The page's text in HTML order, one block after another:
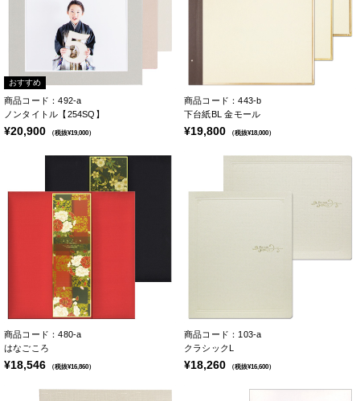
おすすめ
商品コード：492-a
ノンタイトル【254SQ】
¥20,900 （税抜¥19,000）
商品コード：443-b
下台紙BL 金モール
¥19,800 （税抜¥18,000）
商品コード：480-a
はなごころ
¥18,546 （税抜¥16,860）
商品コード：103-a
クラシックL
¥18,260 （税抜¥16,600）